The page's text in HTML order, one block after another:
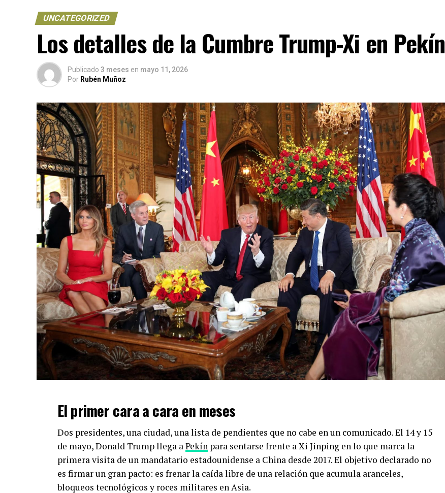
UNCATEGORIZED
Los detalles de la Cumbre Trump-Xi en Pekín
Publicado 3 meses en mayo 11, 2026
Por Rubén Muñoz
El primer cara a cara en meses
Dos presidentes, una ciudad, una lista de pendientes que no cabe en un comunicado. El 14 y 15
de mayo, Donald Trump llega aPekín para sentarse frente a Xi Jinping en lo que marca la
primera visita de un mandatario estadounidense a China desde 2017. El objetivo declarado no
es firmar un gran pacto: es frenar la caída libre de una relación que acumula aranceles,
bloqueos tecnológicos y roces militares en Asia.